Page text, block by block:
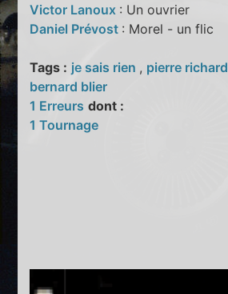
Victor Lanoux : Un ouvrier
Daniel Prévost : Morel - un flic
Tags : je sais rien , pierre richard
bernard blier
1 Erreurs dont :
1 Tournage